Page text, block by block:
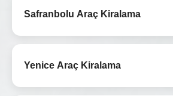
Safranbolu Araç Kiralama
Yenice Araç Kiralama